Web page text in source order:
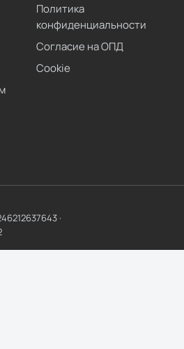
Политика
конфиденциальности
Согласие на ОПД
Cookie
·